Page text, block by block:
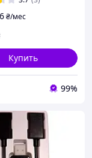
₴/мес
Купить
99%